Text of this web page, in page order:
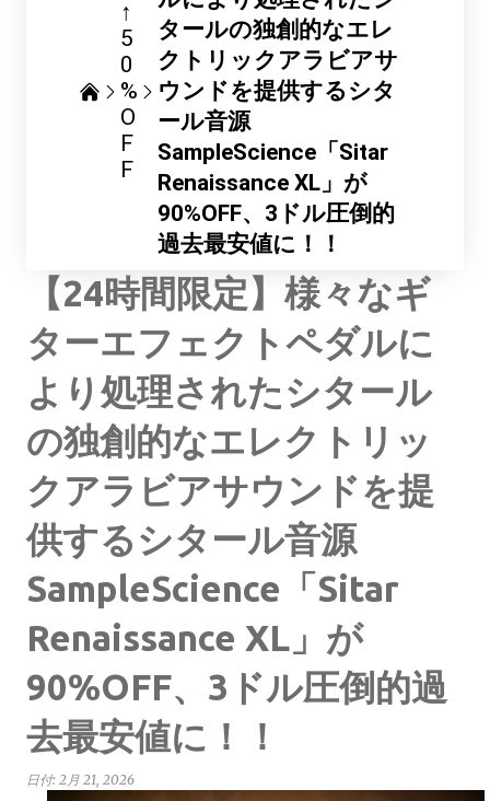
↑
5
0
%
O
F
F
タールの独創的なエレ
クトリックアラビアサ
ウンドを提供するシタ
ール音源
SampleScience「Sitar
Renaissance XL」が
90%OFF、3ドル圧倒的
過去最安値に！！
【24時間限定】様々なギ
ターエフェクトペダルに
より処理されたシタール
の独創的なエレクトリッ
クアラビアサウンドを提
供するシタール音源
SampleScience「Sitar
Renaissance XL」が
90%OFF、3ドル圧倒的過
去最安値に！！
日付: 2月 21, 2026